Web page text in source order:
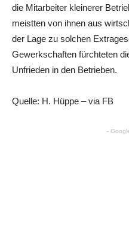
die Mitarbeiter kleinerer
meistten von ihnen aus
der Lage zu solchen
Gewerkschaften fürchteten
Unfrieden in den Betrieben.
Quelle: H. Hüppe – via FB
-